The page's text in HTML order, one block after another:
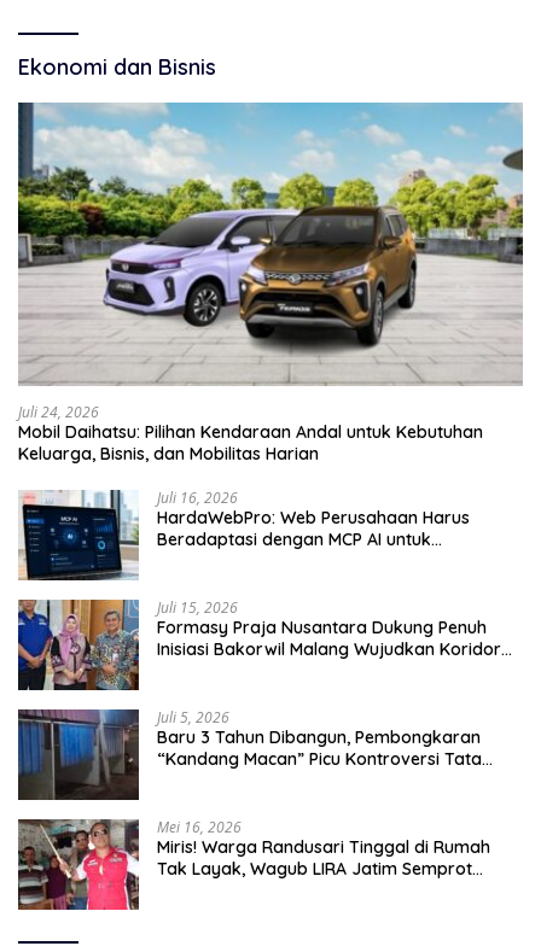
Ekonomi dan Bisnis
Juli 24, 2026
Mobil Daihatsu: Pilihan Kendaraan Andal untuk Kebutuhan
Keluarga, Bisnis, dan Mobilitas Harian
Juli 16, 2026
HardaWebPro: Web Perusahaan Harus
Beradaptasi dengan MCP AI untuk
Juli 15, 2026
Formasy Praja Nusantara Dukung Penuh
Inisiasi Bakorwil Malang Wujudkan Koridor
Juli 5, 2026
Baru 3 Tahun Dibangun, Pembongkaran
“Kandang Macan” Picu Kontroversi Tata
Mei 16, 2026
Miris! Warga Randusari Tinggal di Rumah
Tak Layak, Wagub LIRA Jatim Semprot